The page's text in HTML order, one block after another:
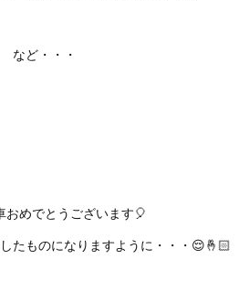
など・・・
おめでとうございます🎈
たものになりますように・・・😌🤞🏻